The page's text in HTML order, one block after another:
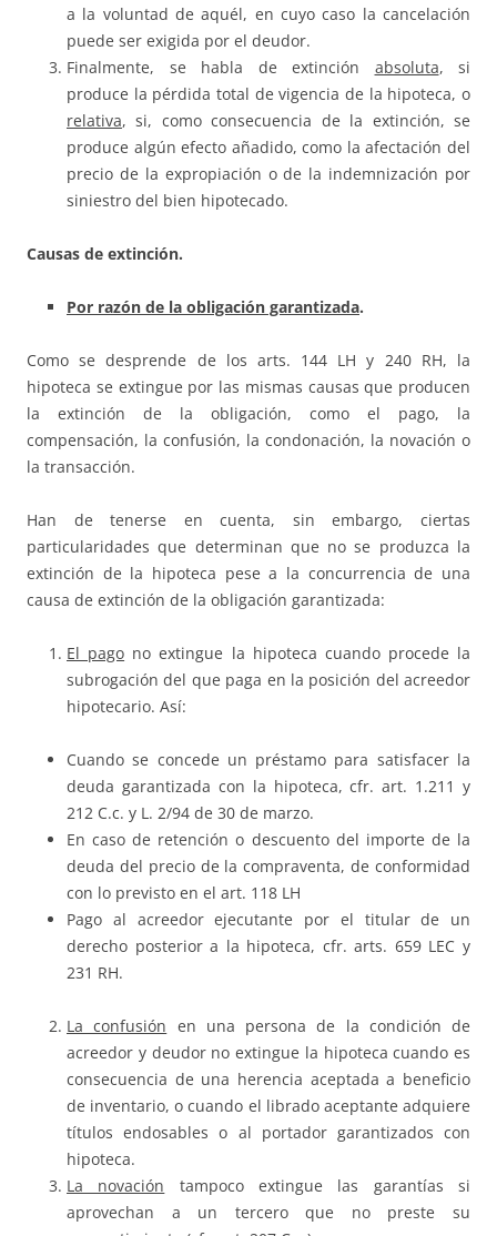
a la voluntad de aquél, en cuyo caso la cancelación
puede ser exigida por el deudor.
Finalmente, se habla de extinción absoluta, si
produce la pérdida total de vigencia de la hipoteca, o
relativa, si, como consecuencia de la extinción, se
produce algún efecto añadido, como la afectación del
precio de la expropiación o de la indemnización por
siniestro del bien hipotecado.
Causas de extinción.
Por razón de la obligación garantizada.
Como se desprende de los arts. 144 LH y 240 RH, la
hipoteca se extingue por las mismas causas que producen
la extinción de la obligación, como el pago, la
compensación, la confusión, la condonación, la novación o
la transacción.
Han de tenerse en cuenta, sin embargo, ciertas
particularidades que determinan que no se produzca la
extinción de la hipoteca pese a la concurrencia de una
causa de extinción de la obligación garantizada:
El pago no extingue la hipoteca cuando procede la
subrogación del que paga en la posición del acreedor
hipotecario. Así:
Cuando se concede un préstamo para satisfacer la
deuda garantizada con la hipoteca, cfr. art. 1.211 y
212 C.c. y L. 2/94 de 30 de marzo.
En caso de retención o descuento del importe de la
deuda del precio de la compraventa, de conformidad
con lo previsto en el art. 118 LH
Pago al acreedor ejecutante por el titular de un
derecho posterior a la hipoteca, cfr. arts. 659 LEC y
231 RH.
La confusión en una persona de la condición de
acreedor y deudor no extingue la hipoteca cuando es
consecuencia de una herencia aceptada a beneficio
de inventario, o cuando el librado aceptante adquiere
títulos endosables o al portador garantizados con
hipoteca.
La novación tampoco extingue las garantías si
aprovechan a un tercero que no preste su